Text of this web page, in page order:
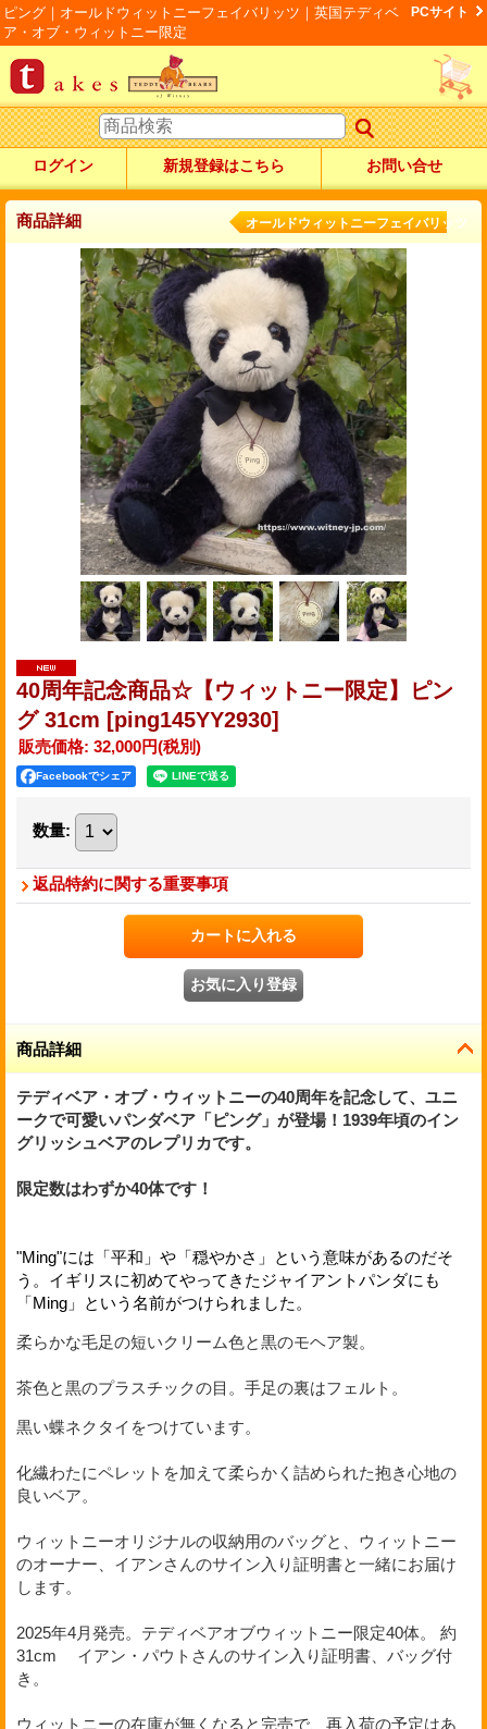
ピング｜オールドウィットニーフェイバリッツ｜英国テディベ
ア・オブ・ウィットニー限定
PCサイト
ログイン 新規登録はこちら お問い合せ
商品詳細 オールドウィットニーフェイバリッツ
40周年記念商品☆【ウィットニー限定】ピン
グ 31cm [ping145YY2930]
販売価格: 32,000円(税別)
Facebookでシェア
数量:
返品特約に関する重要事項
商品詳細
テディベア・オブ・ウィットニーの40周年を記念して、ユニ
ークで可愛いパンダベア「ピング」が登場！1939年頃のイン
グリッシュベアのレプリカです。
限定数はわずか40体です！
"Ming"には「平和」や「穏やかさ」という意味があるのだそ
う。イギリスに初めてやってきたジャイアントパンダにも
「Ming」という名前がつけられました。
柔らかな毛足の短いクリーム色と黒のモヘア製。
茶色と黒のプラスチックの目。手足の裏はフェルト。
黒い蝶ネクタイをつけています。
化繊わたにペレットを加えて柔らかく詰められた抱き心地の
良いベア。
ウィットニーオリジナルの収納用のバッグと、ウィットニー
のオーナー、イアンさんのサイン入り証明書と一緒にお届け
します。
2025年4月発売。テディベアオブウィットニー限定40体。 約
31cm イアン・パウトさんのサイン入り証明書、バッグ付
き。
ウィットニーの在庫が無くなると完売で、再入荷の予定はあ